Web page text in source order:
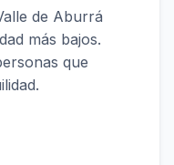
de Aburrá
más bajos.
que